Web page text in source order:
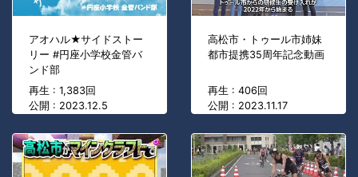
アオハル★サイドストー
リー #円座小学校金管バ
ンド部
再生 : 1,383回
公開 : 2023.12.5
高松市・トゥール市姉妹
都市提携35周年記念動画
再生 : 406回
公開 : 2023.11.17